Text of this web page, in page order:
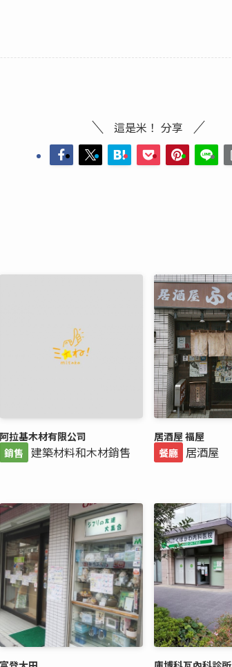
這是米！ 分享
阿拉基木材有限公司
銷售 建築材料和木材銷售
居酒屋 福屋
餐廳 居酒屋